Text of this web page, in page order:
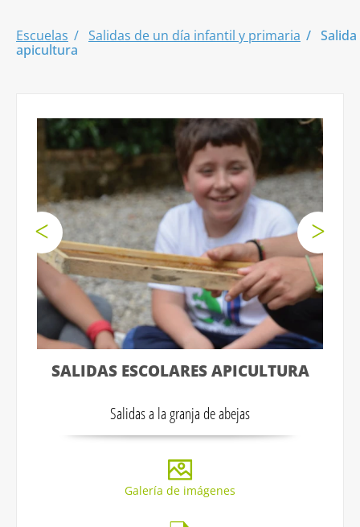
Escuelas Salidas de un día infantil y primaria
Salida
apicultura
SALIDAS ESCOLARES APICULTURA
Salidas a la granja de abejas
Galería de imágenes